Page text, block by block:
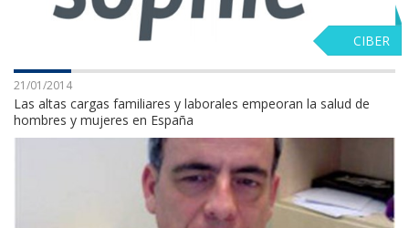
CIBER
21/01/2014
Las altas cargas familiares y laborales empeoran la salud de
hombres y mujeres en España